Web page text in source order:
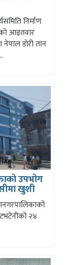
निर्माण
आइतवार
डोरी तान
उपभोग
खुशी
२४